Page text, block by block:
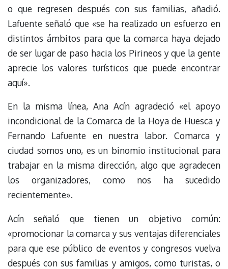
o que regresen después con sus familias, añadió.
Lafuente señaló que «se ha realizado un esfuerzo en
distintos ámbitos para que la comarca haya dejado
de ser lugar de paso hacia los Pirineos y que la gente
aprecie los valores turísticos que puede encontrar
aquí».
En la misma línea, Ana Acín agradeció «el apoyo
incondicional de la Comarca de la Hoya de Huesca y
Fernando Lafuente en nuestra labor. Comarca y
ciudad somos uno, es un binomio institucional para
trabajar en la misma dirección, algo que agradecen
los organizadores, como nos ha sucedido
recientemente».
Acín señaló que tienen un objetivo común:
«promocionar la comarca y sus ventajas diferenciales
para que ese público de eventos y congresos vuelva
después con sus familias y amigos, como turistas, o